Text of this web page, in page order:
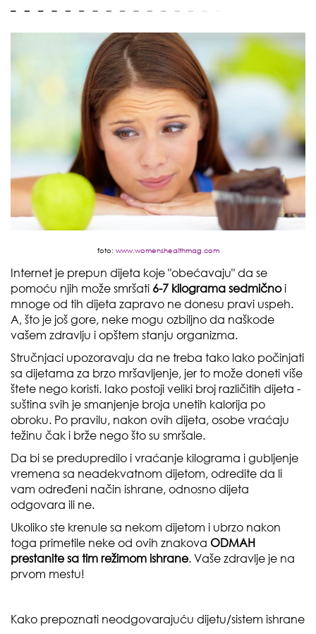
foto: www.womenshealthmag.com
Internet je prepun dijeta koje "obećavaju" da se
pomoću njih može smršati 6-7 kilograma sedmičnoi
mnoge od tih dijeta zapravo ne donesu pravi uspeh.
A, što je još gore, neke mogu ozbiljno da naškode
vašem zdravlju i opštem stanju organizma.
Stručnjaci upozoravaju da ne treba tako lako počinjati
sa dijetama za brzo mršavljenje, jer to može doneti više
štete nego koristi. Iako postoji veliki broj različitih dijeta -
suština svih je smanjenje broja unetih kalorija po
obroku. Po pravilu, nakon ovih dijeta, osobe vraćaju
težinu čak i brže nego što su smršale.
Da bi se predupredilo i vraćanje kilograma i gubljenje
vremena sa neadekvatnom dijetom, odredite da li
vam određeni način ishrane, odnosno dijeta
odgovara ili ne.
Ukoliko ste krenule sa nekom dijetom i ubrzo nakon
toga primetile neke od ovih znakova ODMAH
prestanite sa tim režimom ishrane. Vaše zdravlje je na
prvom mestu!
Kako prepoznati neodgovarajuću dijetu/sistem ishrane